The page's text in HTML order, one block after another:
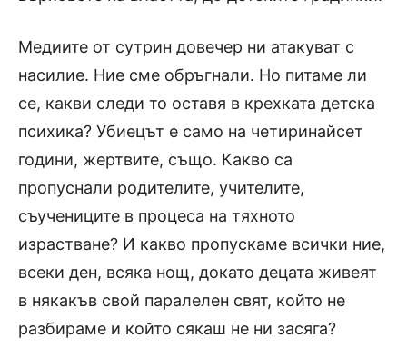
Медиите от сутрин довечер ни атакуват с
насилие. Ние сме обръгнали. Но питаме ли
се, какви следи то оставя в крехката детска
психика? Убиецът е само на четиринайсет
години, жертвите, също. Какво са
пропуснали родителите, учителите,
съучениците в процеса на тяхното
израстване? И какво пропускаме всички ние,
всеки ден, всяка нощ, докато децата живеят
в някакъв свой паралелен свят, който не
разбираме и който сякаш не ни засяга?